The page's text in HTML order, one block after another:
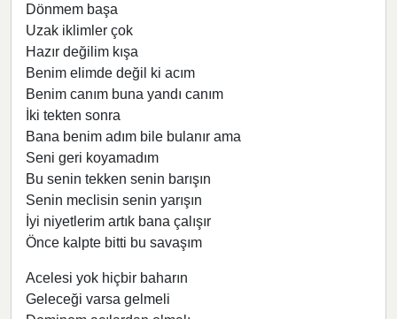
Dönmem başa
Uzak iklimler çok
Hazır değilim kışa
Benim elimde değil ki acım
Benim canım buna yandı canım
İki tekten sonra
Bana benim adım bile bulanır ama
Seni geri koyamadım
Bu senin tekken senin barışın
Senin meclisin senin yarışın
İyi niyetlerim artık bana çalışır
Önce kalpte bitti bu savaşım
Acelesi yok hiçbir baharın
Geleceği varsa gelmeli